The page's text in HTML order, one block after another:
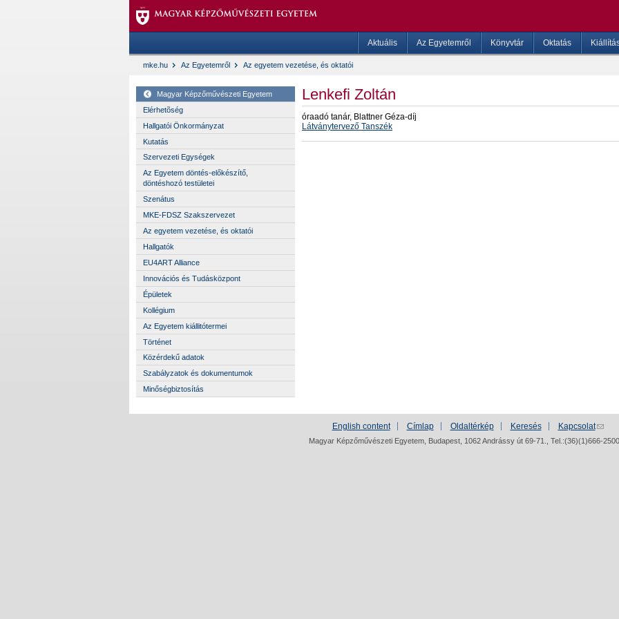
Aktuális Az Egyetemről Könyvtár Oktatás
mke.hu Az Egyetemről Az egyetem vezetése, és oktatói
Magyar Képzőművészeti Egyetem
Elérhetõség
Hallgatói Önkormányzat
Kutatás
Szervezeti Egységek
Az Egyetem döntés-előkészítő,
döntéshozó testületei
Szenátus
MKE-FDSZ Szakszervezet
Az egyetem vezetése, és oktatói
Hallgatók
EU4ART Alliance
Innovációs és Tudásközpont
Épületek
Kollégium
Az Egyetem kiállitótermei
Történet
Közérdekű adatok
Szabályzatok és dokumentumok
Minőségbiztosítás
Lenkefi Zoltán
óraadó tanár, Blattner Géza-díj
Látványtervező Tanszék
English content Címlap Oldaltérkép Keresés Kapcsolat
Magyar Képzőművészeti Egyetem, Budapest, 1062 Andrássy út 69-71., Tel.:(36)(1)666-2500